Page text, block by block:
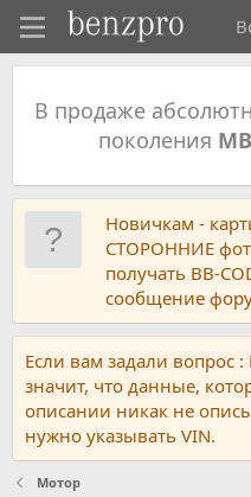
В продаже
поколения
Новичкам -
СТОРОННИЕ
получать BB-
сообщение
Если вам задали
значит, что данные,
описании никак не
нужно указывать VIN.
Мотор